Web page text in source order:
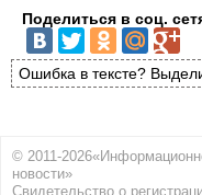
Поделиться в соц.
Ошибка в тексте?
© 2011-
новости»
Свидетельство о